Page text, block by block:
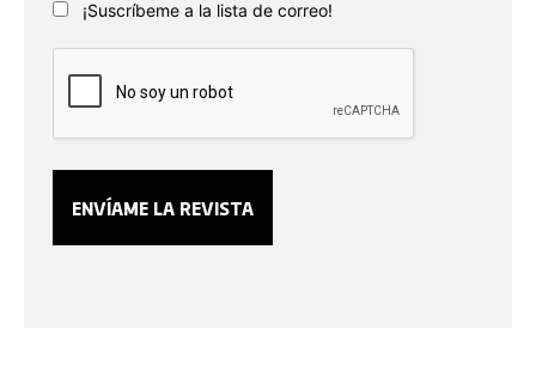
¡Suscríbeme a la lista de correo!